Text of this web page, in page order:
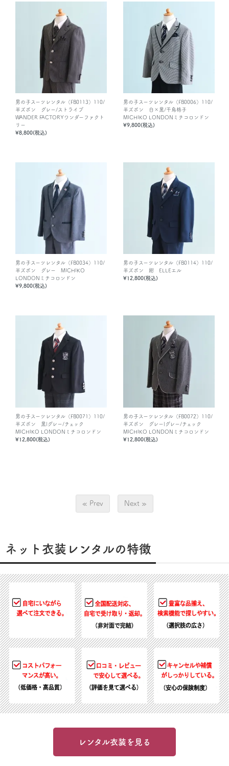
男の子スーツレンタル（FB0113）110/
半ズボン グレー/ストライプ
WANDER FACTORYワンダーファクト
リー
¥8,800(税込)
男の子スーツレンタル（FB0006）110/
半ズボン 白×黒/千鳥格子
MICHIKO LONDONミチコロンドン
¥9,800(税込)
男の子スーツレンタル（FB0034）110/
半ズボン グレー MICHIKO
LONDONミチコロンドン
¥9,800(税込)
男の子スーツレンタル（FB0114）110/
半ズボン 紺 ELLEエル
¥12,800(税込)
男の子スーツレンタル（FB0071）110/
半ズボン 黒|グレー/チェック
MICHIKO LONDONミチコロンドン
¥12,800(税込)
男の子スーツレンタル（FB0072）110/
半ズボン グレー|グレー/チェック
MICHIKO LONDONミチコロンドン
¥12,800(税込)
« Prev Next »
ネット衣装レンタルの特徴
レンタル衣装を見る